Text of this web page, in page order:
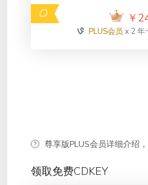
￥
PLUS会员x 2 年
尊享版PLUS会员详细介绍
领取免费CDKEY